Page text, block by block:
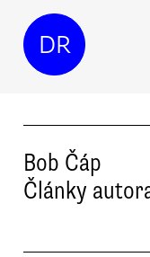
DR
Bob Čáp
Články